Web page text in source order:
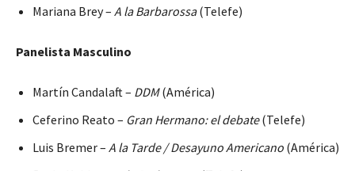
Mariana Brey – A la Barbarossa(Telefe)
Panelista Masculino
Martín Candalaft – DDM(América)
Ceferino Reato – Gran Hermano: el debate(Telefe)
Luis Bremer – A la Tarde / Desayuno Americano (América)